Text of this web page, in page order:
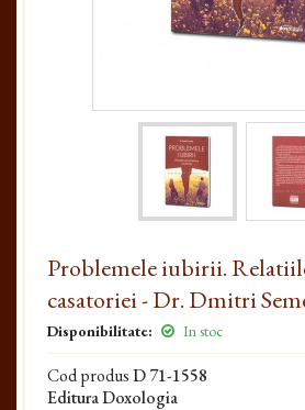
Problemele iubirii.
casatoriei - Dr. Dmitri
Disponibilitate: In stoc
Cod produsD 71-1558
Editura Doxologia